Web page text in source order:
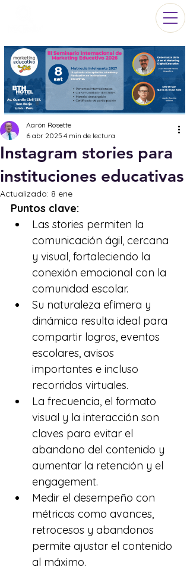
Instagram stories para
instituciones educativas
Aarón Rosette
6 abr 2025 4 min de lectura
Actualizado: 8 ene
Puntos clave:
Las stories permiten la
comunicación ágil, cercana
y visual, fortaleciendo la
conexión emocional con la
comunidad escolar.
Su naturaleza efímera y
dinámica resulta ideal para
compartir logros, eventos
escolares, avisos
importantes e incluso
recorridos virtuales.
La frecuencia, el formato
visual y la interacción son
claves para evitar el
abandono del contenido y
aumentar la retención y el
engagement.
Medir el desempeño con
métricas como avances,
retrocesos y abandonos
permite ajustar el contenido
al máximo.